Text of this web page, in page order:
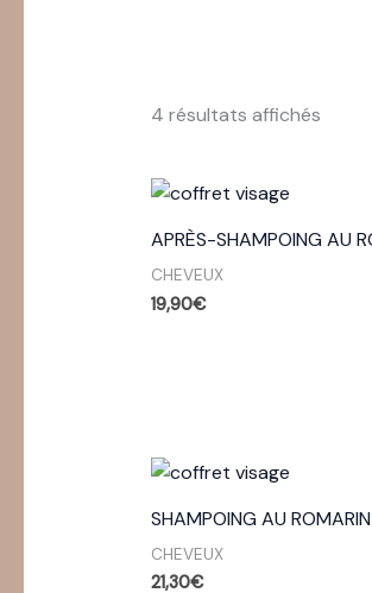
4 résultats affichés
APRÈS-SHAMPOING AU
CHEVEUX
19,90€
SHAMPOING AU ROMARIN
CHEVEUX
21,30€